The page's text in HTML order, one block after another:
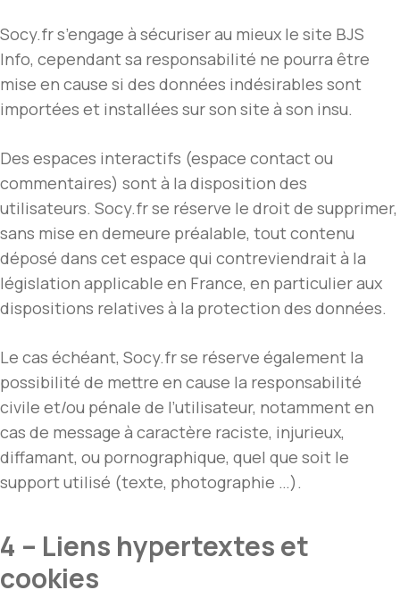
Socy.fr s’engage à sécuriser au mieux le site BJS
Info, cependant sa responsabilité ne pourra être
mise en cause si des données indésirables sont
importées et installées sur son site à son insu.
Des espaces interactifs (espace contact ou
commentaires) sont à la disposition des
utilisateurs. Socy.fr se réserve le droit de supprimer,
sans mise en demeure préalable, tout contenu
déposé dans cet espace qui contreviendrait à la
législation applicable en France, en particulier aux
dispositions relatives à la protection des données.
Le cas échéant, Socy.fr se réserve également la
possibilité de mettre en cause la responsabilité
civile et/ou pénale de l’utilisateur, notamment en
cas de message à caractère raciste, injurieux,
diffamant, ou pornographique, quel que soit le
support utilisé (texte, photographie …).
4 – Liens hypertextes et
cookies